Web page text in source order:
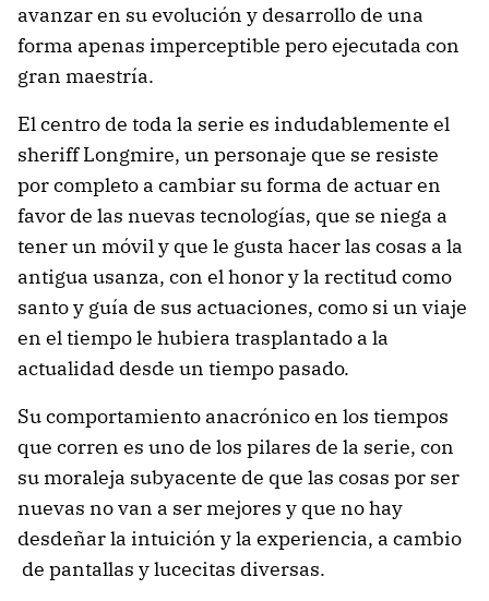
avanzar en su evolución y desarrollo de una
forma apenas imperceptible pero ejecutada con
gran maestría.
El centro de toda la serie es indudablemente el
sheriff Longmire, un personaje que se resiste
por completo a cambiar su forma de actuar en
favor de las nuevas tecnologías, que se niega a
tener un móvil y que le gusta hacer las cosas a la
antigua usanza, con el honor y la rectitud como
santo y guía de sus actuaciones, como si un viaje
en el tiempo le hubiera trasplantado a la
actualidad desde un tiempo pasado.
Su comportamiento anacrónico en los tiempos
que corren es uno de los pilares de la serie, con
su moraleja subyacente de que las cosas por ser
nuevas no van a ser mejores y que no hay
desdeñar la intuición y la experiencia, a cambio
de pantallas y lucecitas diversas.